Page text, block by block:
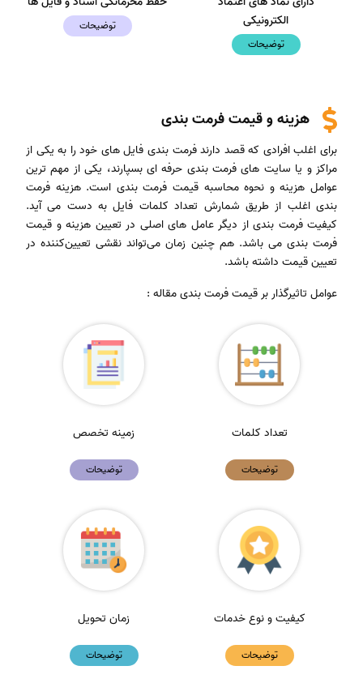
الکترونیکی
توضیحات
توضیحات
هزینه و قیمت فرمت بندی
برای اغلب افرادی که قصد دارند فرمت بندی فایل های خود را به یکی از
مراکز و یا سایت های فرمت بندی حرفه ای بسپارند، یکی از مهم ترین
عوامل هزینه و نحوه محاسبه قیمت فرمت بندی است. هزینه فرمت
بندی اغلب از طریق شمارش تعداد کلمات فایل به دست می آید.
کیفیت فرمت بندی از دیگر عامل های اصلی در تعیین هزینه و قیمت
فرمت بندی می باشد. هم چنین زمان می‌تواند نقشی تعیین‌کننده در
تعیین قیمت داشته باشد.
عوامل تاثیرگذار بر قیمت فرمت بندی مقاله :
تعداد کلمات
توضیحات
زمینه تخصص
توضیحات
کیفیت و نوع خدمات
توضیحات
زمان تحویل
توضیحات